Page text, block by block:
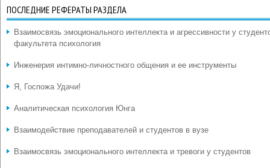
ПОСЛЕДНИЕ РЕФЕРАТЫ РАЗДЕЛА
Взаимосвязь эмоционального интеллекта и агрессивности у
факультета психология
Инженерия интимно-личностного общения и ее инструменты
Я, Госпожа Удачи!
Аналитическая психология Юнга
Взаимодействие преподавателей и студентов в вузе
Взаимосвязь эмоционального интеллекта и тревоги у студентов